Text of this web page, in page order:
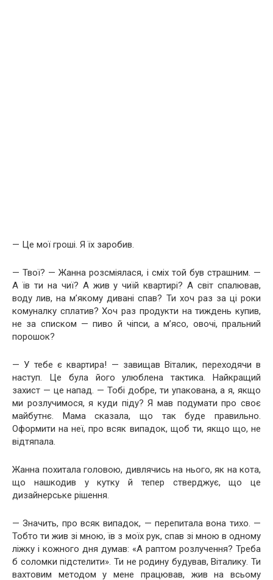
— Це мої гроші. Я їх заробив.
— Твої? — Жанна розсміялася, і сміх той був страшним. —
А їв ти на чиї? А жив у чиїй квартирі? А світ спалював,
воду лив, на м’якому дивані спав? Ти хоч раз за ці роки
комуналку сплатив? Хоч раз продукти на тиждень купив,
не за списком — пиво й чіпси, а м’ясо, овочі, пральний
порошок?
— У тебе є квартира! — завищав Віталик, переходячи в
наступ. Це була його улюблена тактика. Найкращий
захист — це напад. — Тобі добре, ти упакована, а я, якщо
ми розлучимося, я куди піду? Я мав подумати про своє
майбутнє. Мама сказала, що так буде правильно.
Оформити на неї, про всяк випадок, щоб ти, якщо що, не
відтяпала.
Жанна похитала головою, дивлячись на нього, як на кота,
що нашкодив у кутку й тепер стверджує, що це
дизайнерське рішення.
— Значить, про всяк випадок, — перепитала вона тихо. —
Тобто ти жив зі мною, їв з моїх рук, спав зі мною в одному
ліжку і кожного дня думав: «А раптом розлучення? Треба
б соломки підстелити». Ти не родину будував, Віталику. Ти
вахтовим методом у мене працював, жив на всьому